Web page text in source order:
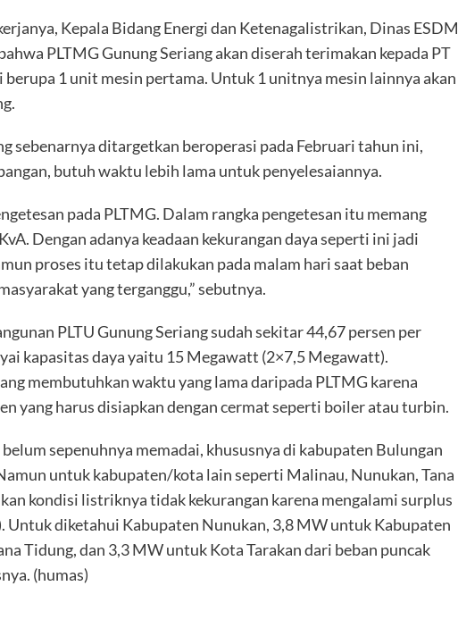
Kepala Bidang Energi dan Ketenagalistrikan, Dinas ESDM
PLTMG Gunung Seriang akan diserah terimakan kepada PT
berupa 1 unit mesin pertama. Untuk 1 unitnya mesin lainnya akan
sebenarnya ditargetkan beroperasi pada Februari tahun ini,
butuh waktu lebih lama untuk penyelesaiannya.
pada PLTMG. Dalam rangka pengetesan itu memang
Dengan adanya keadaan kekurangan daya seperti ini jadi
proses itu tetap dilakukan pada malam hari saat beban
yang terganggu,” sebutnya.
PLTU Gunung Seriang sudah sekitar 44,67 persen per
kapasitas daya yaitu 15 Megawatt (2×7,5 Megawatt).
membutuhkan waktu yang lama daripada PLTMG karena
yang harus disiapkan dengan cermat seperti boiler atau turbin.
sepenuhnya memadai, khususnya di kabupaten Bulungan
untuk kabupaten/kota lain seperti Malinau, Nunukan, Tana
kondisi listriknya tidak kekurangan karena mengalami surplus
Untuk diketahui Kabupaten Nunukan, 3,8 MW untuk Kabupaten
Tidung, dan 3,3 MW untuk Kota Tarakan dari beban puncak
(humas)